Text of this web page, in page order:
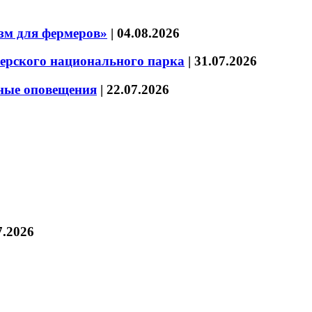
для фермеров» | 04.08.2026
национального парка | 31.07.2026
оповещения | 22.07.2026